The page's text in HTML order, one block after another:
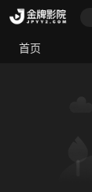
首页